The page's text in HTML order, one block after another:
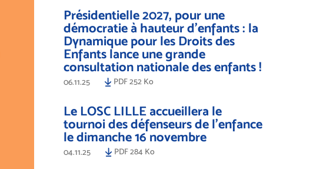
Présidentielle 2027, pour une
démocratie à hauteur d’enfants : la
Dynamique pour les Droits des
Enfants lance une grande
consultation nationale des enfants !
06.11.25 PDF 252 Ko
Le LOSC LILLE accueillera le
tournoi des défenseurs de l'enfance
le dimanche 16 novembre
04.11.25 PDF 284 Ko